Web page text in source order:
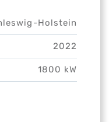
Holstein
2022
1800 kW